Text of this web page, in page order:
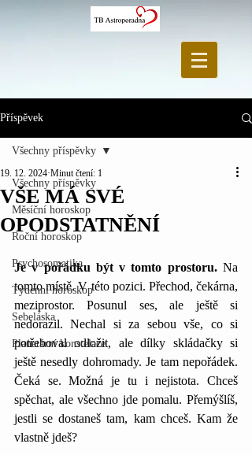
Příspěvek
Všechny příspěvky
Měsíční horoskop
Roční horoskop
Psychosomatika
Týdenní horoskop
Sebeláska
Planetární konstelace
Všechny příspěvky
VŠE MÁ SVÉ
OPODSTATNĚNÍ
19. 12. 2024 Minut čtení: 1
Je v pořádku být v tomto prostoru. Na
tomto místě. V této pozici. Přechod, čekárna,
meziprostor. Posunul ses, ale ještě si
nedorazil. Nechal si za sebou vše, co si
potřeboval odložit, ale dílky skládačky si
ještě nesedly dohromady. Je tam nepořádek.
Čeká se. Možná je tu i nejistota. Chceš
spěchat, ale všechno jde pomalu. Přemýšlíš,
jestli se dostaneš tam, kam chceš. Kam že
vlastně jdeš?